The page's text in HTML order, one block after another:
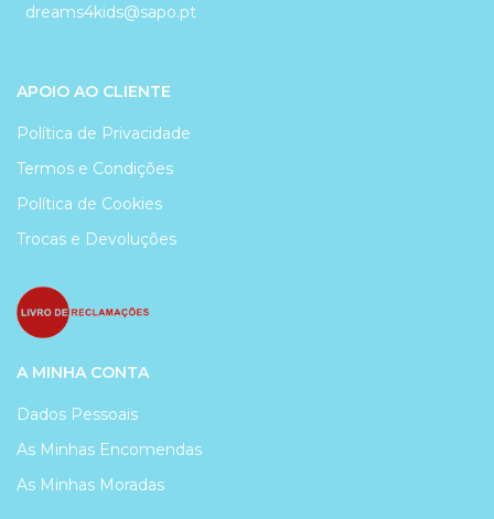
dreams4kids@sapo.pt
APOIO AO CLIENTE
Política de Privacidade
Termos e Condições
Política de Cookies
Trocas e Devoluções
A MINHA CONTA
Dados Pessoais
As Minhas Encomendas
As Minhas Moradas